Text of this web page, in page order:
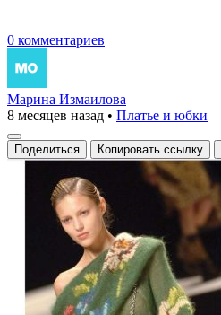
0 комментариев
Марина Измаилова
8 месяцев назад • Платье и юбки
Поделиться Копировать ссылку